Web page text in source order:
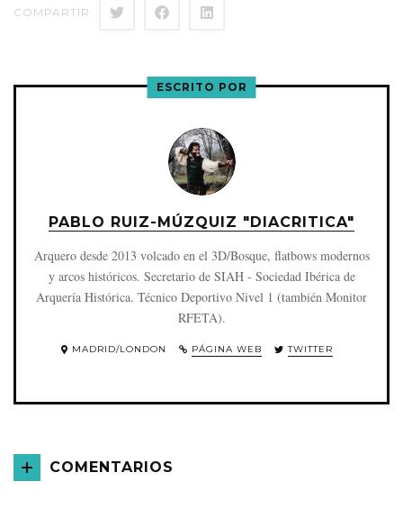
COMPARTIR
ESCRITO POR
PABLO RUIZ-MÚZQUIZ "DIACRITICA"
Arquero desde 2013 volcado en el 3D/Bosque, flatbows modernos
y arcos históricos. Secretario de SIAH - Sociedad Ibérica de
Arquería Histórica. Técnico Deportivo Nivel 1 (también Monitor
RFETA).
MADRID/LONDON PÁGINA WEB TWITTER
COMENTARIOS